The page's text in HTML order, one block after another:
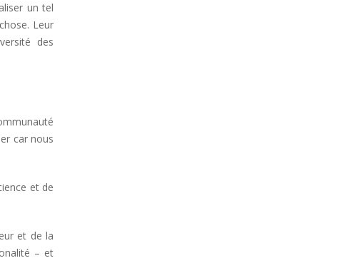
un tel
Leur
des
car nous
et de
et de la
– et